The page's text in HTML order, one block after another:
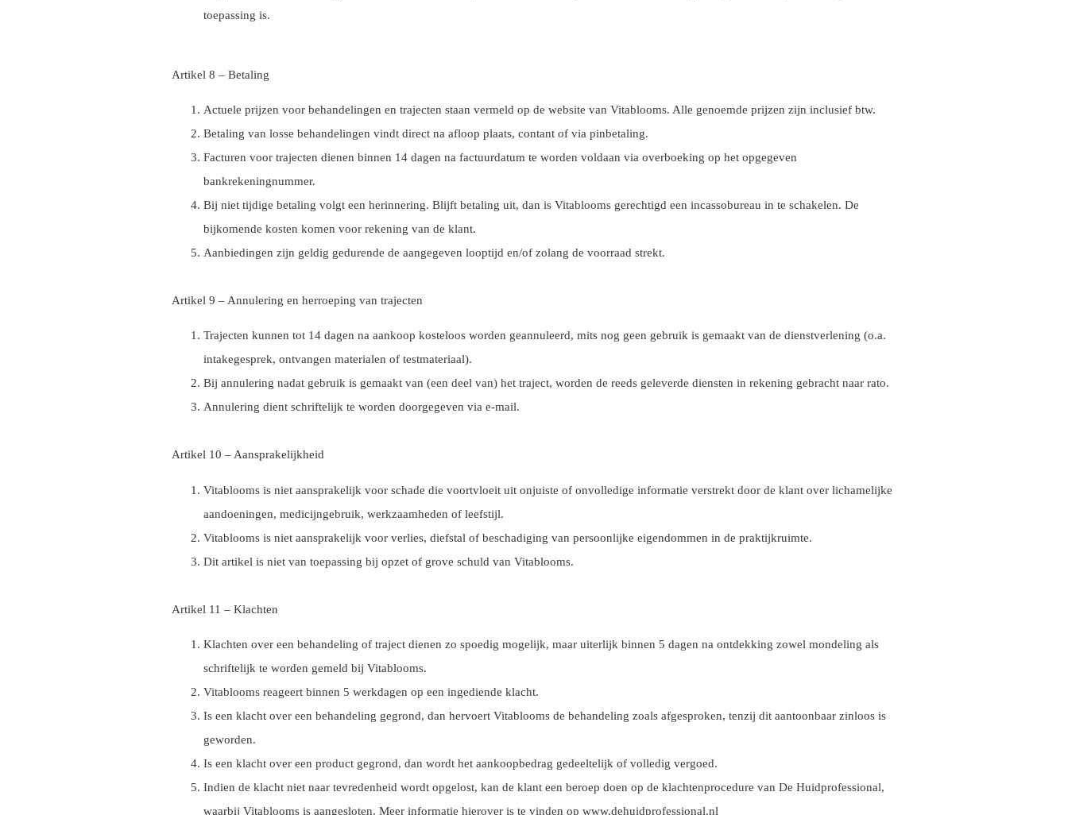
toepassing is.
Artikel 8 – Betaling
Actuele prijzen voor behandelingen en trajecten staan vermeld op de website van Vitablooms. Alle genoemde prijzen zijn inclusief btw.
Betaling van losse behandelingen vindt direct na afloop plaats, contant of via pinbetaling.
Facturen voor trajecten dienen binnen 14 dagen na factuurdatum te worden voldaan via overboeking op het opgegeven
bankrekeningnummer.
Bij niet tijdige betaling volgt een herinnering. Blijft betaling uit, dan is Vitablooms gerechtigd een incassobureau in te schakelen. De
bijkomende kosten komen voor rekening van de klant.
Aanbiedingen zijn geldig gedurende de aangegeven looptijd en/of zolang de voorraad strekt.
Artikel 9 – Annulering en herroeping van trajecten
Trajecten kunnen tot 14 dagen na aankoop kosteloos worden geannuleerd, mits nog geen gebruik is gemaakt van de dienstverlening (o.a.
intakegesprek, ontvangen materialen of testmateriaal).
Bij annulering nadat gebruik is gemaakt van (een deel van) het traject, worden de reeds geleverde diensten in rekening gebracht naar rato.
Annulering dient schriftelijk te worden doorgegeven via e-mail.
Artikel 10 – Aansprakelijkheid
Vitablooms is niet aansprakelijk voor schade die voortvloeit uit onjuiste of onvolledige informatie verstrekt door de klant over lichamelijke
aandoeningen, medicijngebruik, werkzaamheden of leefstijl.
Vitablooms is niet aansprakelijk voor verlies, diefstal of beschadiging van persoonlijke eigendommen in de praktijkruimte.
Dit artikel is niet van toepassing bij opzet of grove schuld van Vitablooms.
Artikel 11 – Klachten
Klachten over een behandeling of traject dienen zo spoedig mogelijk, maar uiterlijk binnen 5 dagen na ontdekking zowel mondeling als
schriftelijk te worden gemeld bij Vitablooms.
Vitablooms reageert binnen 5 werkdagen op een ingediende klacht.
Is een klacht over een behandeling gegrond, dan hervoert Vitablooms de behandeling zoals afgesproken, tenzij dit aantoonbaar zinloos is
geworden.
Is een klacht over een product gegrond, dan wordt het aankoopbedrag gedeeltelijk of volledig vergoed.
Indien de klacht niet naar tevredenheid wordt opgelost, kan de klant een beroep doen op de klachtenprocedure van De Huidprofessional,
waarbij Vitablooms is aangesloten. Meer informatie hierover is te vinden op www.dehuidprofessional.nl